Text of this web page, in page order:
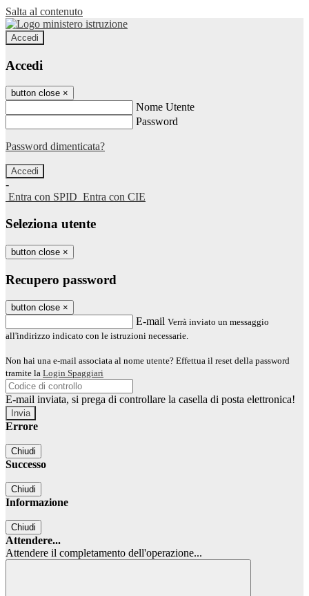
Salta al contenuto
Accedi
Accedi
button close ×
Nome Utente
Password
Password dimenticata?
-
Entra con SPID Entra con CIE
Seleziona utente
button close ×
Recupero password
button close ×
E-mail Verrà inviato un messaggio
all'indirizzo indicato con le istruzioni necessarie.
Non hai una e-mail associata al nome utente? Effettua il reset della password
tramite la Login Spaggiari
E-mail inviata, si prega di controllare la casella di posta elettronica!
Errore
Chiudi
Successo
Chiudi
Informazione
Chiudi
Attendere...
Attendere il completamento dell'operazione...